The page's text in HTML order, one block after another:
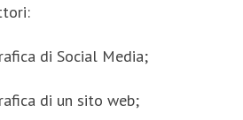
di Social Media;
di un sito web;